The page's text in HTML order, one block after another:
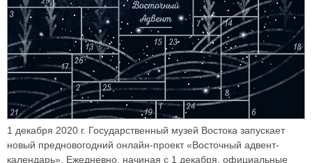
1 декабря 2020 г. Государственный музей Востока запускает
новый предновогодний онлайн-проект «Восточный адвент-
календарь». Ежедневно, начиная с 1 декабря, официальные